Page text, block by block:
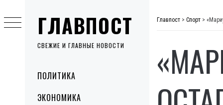
ГЛАВПОСТ
СВЕЖИЕ И ГЛАВНЫЕ НОВОСТИ
MenuПОЛИТИКА
ЭКОНОМИКА
to
content
Главпост > Спорт >